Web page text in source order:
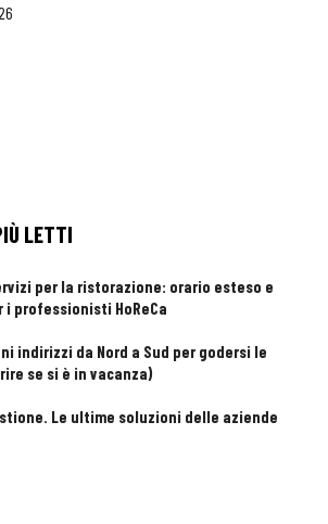
LETTI
per la ristorazione: orario esteso e
professionisti HoReCa
indirizzi da Nord a Sud per godersi le
se si è in vacanza)
Le ultime soluzioni delle aziende